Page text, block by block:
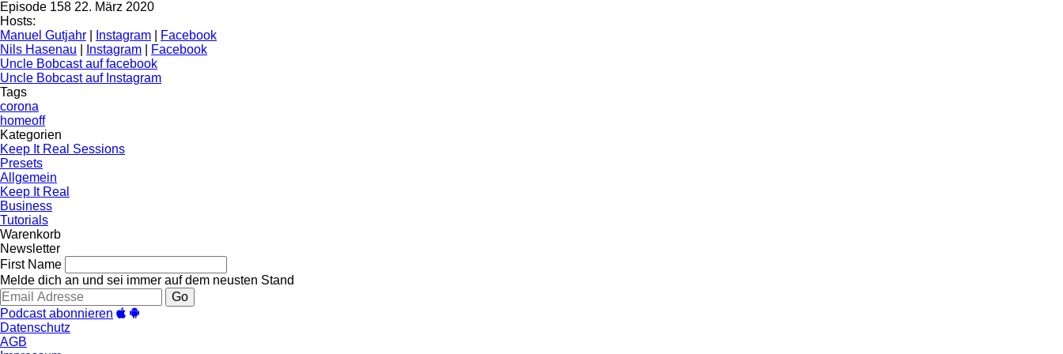
Episode 158 22. März 2020
Hosts:
Manuel Gutjahr
Instagram
Facebook
Nils Hasenau
Instagram
Facebook
Uncle Bobcast auf facebook
Uncle Bobcast auf Instagram
Tags
corona
homeoff
Kategorien
Keep It Real Sessions
Presets
Allgemein
Keep It Real
Business
Tutorials
Warenkorb
Newsletter
First Name
Melde dich an und sei immer auf dem neusten Stand
Go
Podcast abonnieren
Datenschutz
AGB